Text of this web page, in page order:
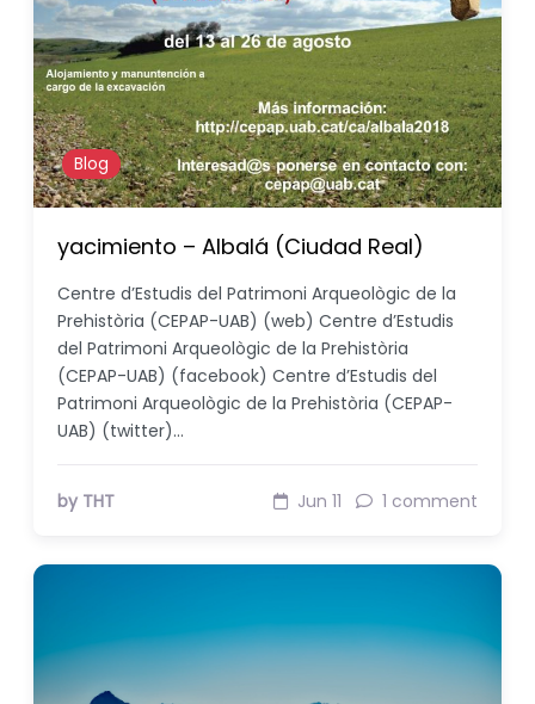
Blog
yacimiento – Albalá (Ciudad Real)
Centre d’Estudis del Patrimoni Arqueològic de la
Prehistòria (CEPAP-UAB) (web) Centre d’Estudis
del Patrimoni Arqueològic de la Prehistòria
(CEPAP-UAB) (facebook) Centre d’Estudis del
Patrimoni Arqueològic de la Prehistòria (CEPAP-
UAB) (twitter)…
by THT Jun 11 1 comment